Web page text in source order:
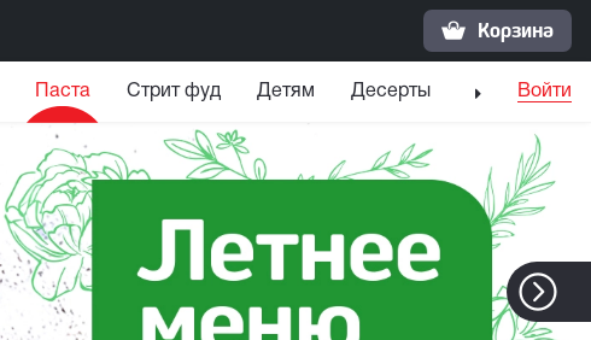
Корзина
Паста Стрит фуд Детям Десерты НапиткиВойти